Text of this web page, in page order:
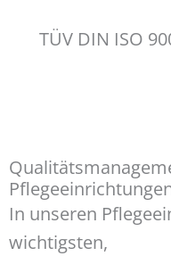
TÜV DIN ISO
In unseren
wichtigsten,